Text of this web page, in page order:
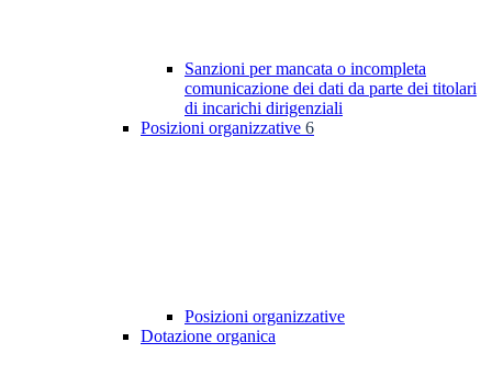
Sanzioni per mancata o incompleta
comunicazione dei dati da parte dei titolari
di incarichi dirigenziali
Posizioni organizzative 6
Posizioni organizzative
Dotazione organica